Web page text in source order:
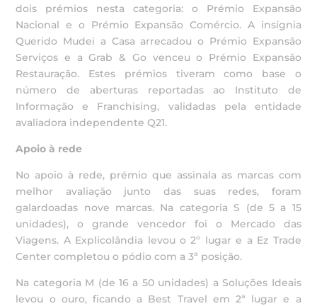
dois prémios nesta categoria: o Prémio Expansão
Nacional e o Prémio Expansão Comércio. A insígnia
Querido Mudei a Casa arrecadou o Prémio Expansão
Serviços e a Grab & Go venceu o Prémio Expansão
Restauração. Estes prémios tiveram como base o
número de aberturas reportadas ao Instituto de
Informação e Franchising, validadas pela entidade
avaliadora independente Q21.
Apoio à rede
No apoio à rede, prémio que assinala as marcas com
melhor avaliação junto das suas redes, foram
galardoadas nove marcas. Na categoria S (de 5 a 15
unidades), o grande vencedor foi o Mercado das
Viagens. A Explicolândia levou o 2º lugar e a Ez Trade
Center completou o pódio com a 3ª posição.
Na categoria M (de 16 a 50 unidades) a Soluções Ideais
levou o ouro, ficando a Best Travel em 2ª lugar e a